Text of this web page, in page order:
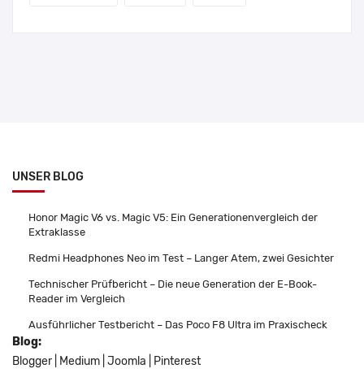
UNSER BLOG
Honor Magic V6 vs. Magic V5: Ein Generationenvergleich der
Extraklasse
Redmi Headphones Neo im Test – Langer Atem, zwei Gesichter
Technischer Prüfbericht – Die neue Generation der E-Book-
Reader im Vergleich
Ausführlicher Testbericht – Das Poco F8 Ultra im Praxischeck
Blog:
Blogger
Medium Joomla Pinterest